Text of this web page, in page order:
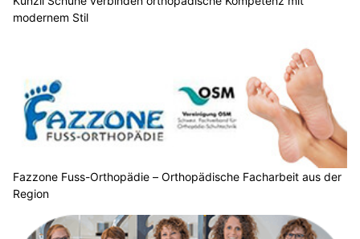
modernem Stil
Fazzone Fuss-Orthopädie – Orthopädische Facharbeit aus der
Region